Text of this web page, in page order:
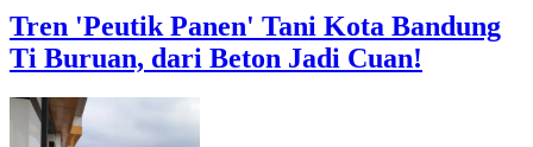
Tren 'Peutik Panen' Tani Kota Bandung
Ti Buruan, dari Beton Jadi Cuan!